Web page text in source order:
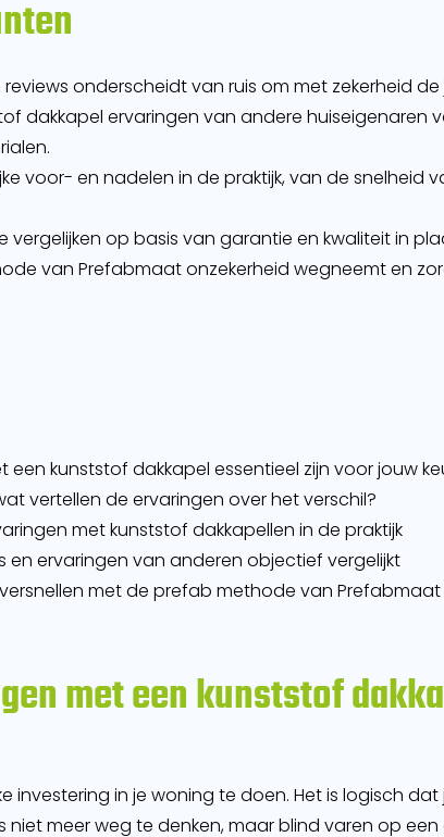
onderscheidt van ruis om met zekerheid
dakkapel ervaringen van andere huiseigenaren
voor- en nadelen in de praktijk, van de
vergelijken op basis van garantie en kwaliteit in
van Prefabmaat onzekerheid wegneemt en
een kunststof dakkapel essentieel zijn voor jouw
vertellen de ervaringen over het verschil?
met kunststof dakkapellen in de praktijk
en ervaringen van anderen objectief vergelijkt
met de prefab methode van Prefabmaat
met een kunststof
investering in je woning te doen. Het is logisch
niet meer weg te denken, maar blind varen op